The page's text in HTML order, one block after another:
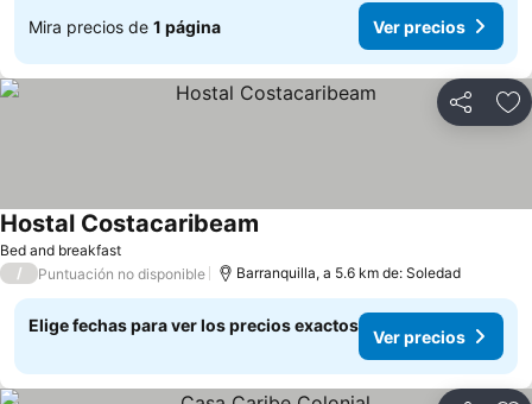
Mira precios de 1 página Ver precios
Compartir
Bed and breakfast
Hostal Costacaribeam
/ Puntuación no disponible Barranquilla, a 5.6 km de: Soledad
Elige fechas para ver los precios exactos
Ver precios